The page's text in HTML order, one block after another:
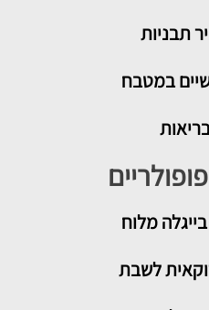
תבניות
במטבח
מלוח
לשבת